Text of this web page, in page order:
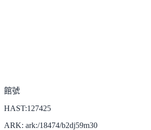
館號
HAST:127425
ARK: ark:/18474/b2dj59m30